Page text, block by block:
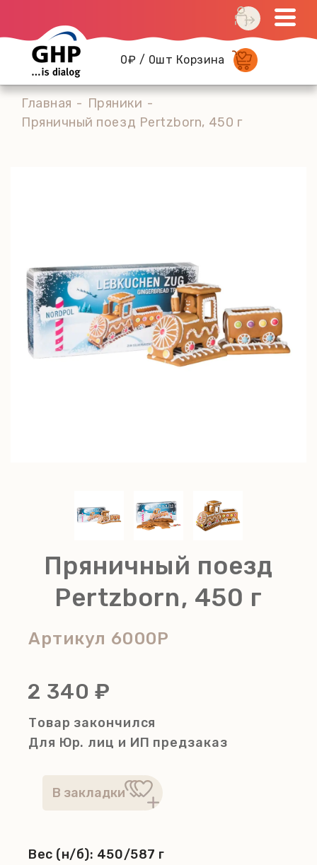
0₽ / 0шт Корзина
Главная
Пряники
Пряничный поезд Pertzborn, 450 г
Пряничный поезд
Pertzborn, 450 г
Артикул 6000P
2 340 ₽
Товар закончился
Для Юр. лиц и ИП предзаказ
Вес (н/б): 450/587 г